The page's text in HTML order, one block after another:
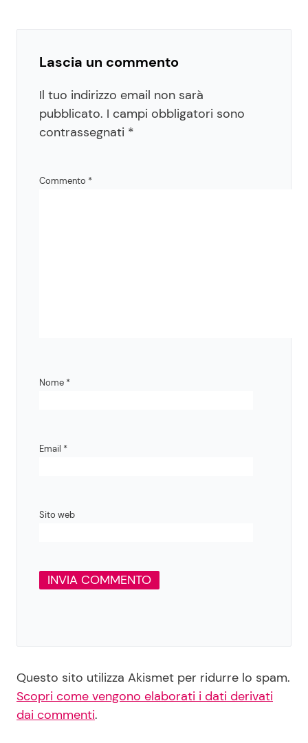
Lascia un commento
Il tuo indirizzo email non sarà
pubblicato. I campi obbligatori sono
contrassegnati *
Commento *
Nome *
Email *
Sito web
Questo sito utilizza Akismet per ridurre lo spam.
Scopri come vengono elaborati i dati derivati
dai commenti.